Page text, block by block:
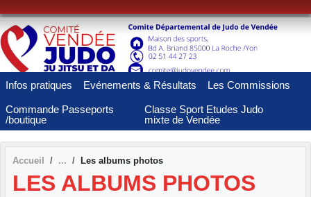
Infos pratiques Evénements & Résultats Les Commissions
Commande Passeports
/boutique
Classe Sport Etudes Judo
mixte de Vendée
Accueil Les albums photos
LES ALBUMS PHOTOS